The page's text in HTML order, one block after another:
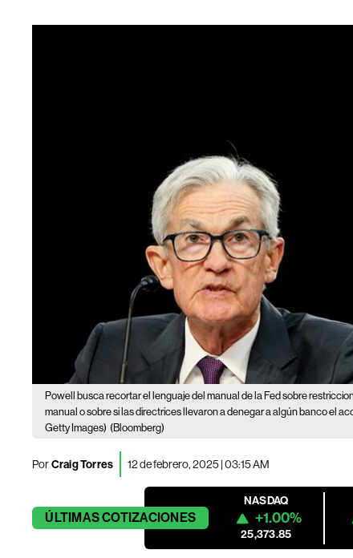
Powell busca recortar el lenguaje del manual de la Fed sobre
manual o sobre si las directrices llevaron a denegar a algún banco el
Getty Images) (Bloomberg)
PorCraig Torres 12 de febrero, 2025 | 03:15 AM
ÚLTIMASCOTIZACIONES
NASDAQ
+1.00%
25,373.85